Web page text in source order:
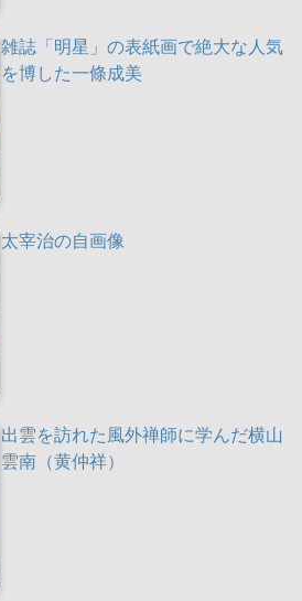
雑誌「明星」の表紙画で絶大な人気
を博した一條成美
太宰治の自画像
出雲を訪れた風外禅師に学んだ横山
雲南（黄仲祥）